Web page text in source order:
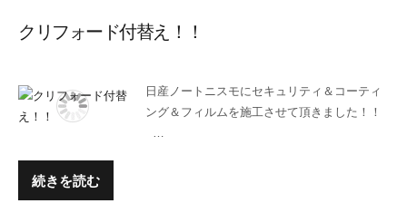
クリフォード付替え！！
日産ノートニスモにセキュリティ＆コーティ
ング＆フィルムを施工させて頂きました！！
続きを読む